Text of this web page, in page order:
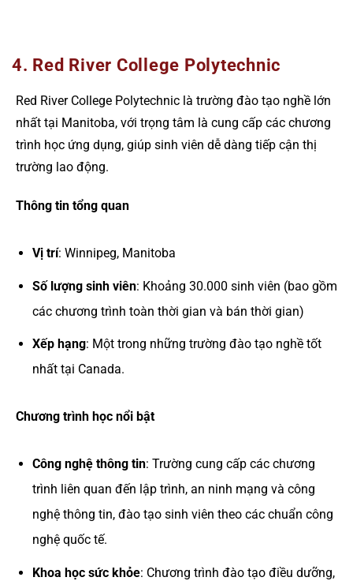
4. Red River College Polytechnic
Red River College Polytechnic là trường đào tạo nghề lớn
nhất tại Manitoba, với trọng tâm là cung cấp các chương
trình học ứng dụng, giúp sinh viên dễ dàng tiếp cận thị
trường lao động.
Thông tin tổng quan
Vị trí: Winnipeg, Manitoba
Số lượng sinh viên: Khoảng 30.000 sinh viên (bao gồm
các chương trình toàn thời gian và bán thời gian)
Xếp hạng: Một trong những trường đào tạo nghề tốt
nhất tại Canada.
Chương trình học nổi bật
Công nghệ thông tin: Trường cung cấp các chương
trình liên quan đến lập trình, an ninh mạng và công
nghệ thông tin, đào tạo sinh viên theo các chuẩn công
nghệ quốc tế.
Khoa học sức khỏe: Chương trình đào tạo điều dưỡng,